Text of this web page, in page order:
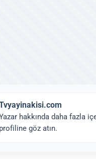
hakkında daha fazla
profiline göz atın.